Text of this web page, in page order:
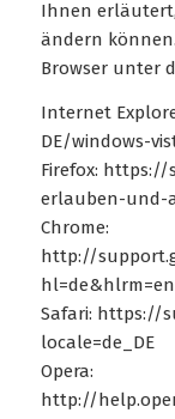
Ihnen
ändern
Browser unter
Internet
DE/windows-
Firefox:
erlauben-und-
Chrome:
http://
Safari: https://
locale=de_DE
Opera:
http://